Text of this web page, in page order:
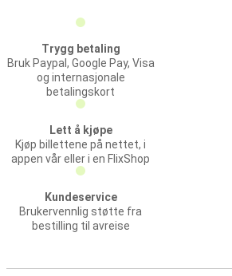
Trygg betaling
Bruk Paypal, Google Pay, Visa
og internasjonale
betalingskort
Lett å kjøpe
Kjøp billettene på nettet, i
appen vår eller i en FlixShop
Kundeservice
Brukervennlig støtte fra
bestilling til avreise